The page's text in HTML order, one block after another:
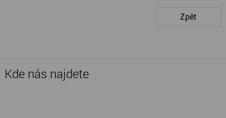
Zpět
Kde nás najdete